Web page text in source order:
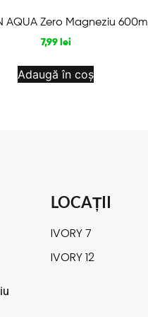
AQUA Zero Magneziu 600ml
7,99 lei
Adaugă în coș
LOCAȚII
IVORY 7
IVORY 12